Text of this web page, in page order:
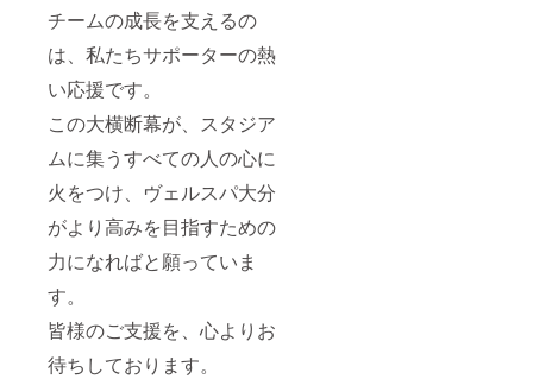
チームの成長を支えるの
は、私たちサポーターの熱
い応援です。
この大横断幕が、スタジア
ムに集うすべての人の心に
火をつけ、ヴェルスパ大分
がより高みを目指すための
力になればと願っていま
す。
皆様のご支援を、心よりお
待ちしております。